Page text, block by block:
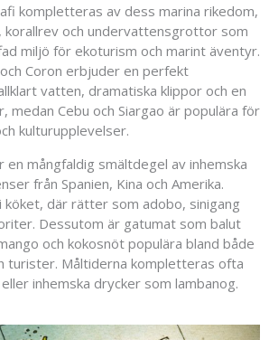
kompletteras av dess marina rikedom,
korallrev och undervattensgrottor som
miljö för ekoturism och marint äventyr.
Coron erbjuder en perfekt
vatten, dramatiska klippor och en
medan Cebu och Siargao är populära för
kulturupplevelser.
en mångfaldig smältdegel av inhemska
från Spanien, Kina och Amerika.
köket, där rätter som adobo, sinigang
Dessutom är gatumat som balut
och kokosnöt populära bland både
turister. Måltiderna kompletteras ofta
inhemska drycker som lambanog.